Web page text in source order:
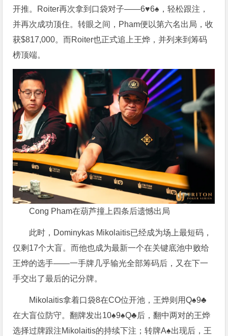
开推。Roiter再次拿到口袋对子——6♥6♠，轻松跟注，
并再次成功顶住。转眼之间，Pham便以第六名出局，收
获$817,000。而Roiter也正式追上王烨，并列来到筹码
榜顶端。
Cong Pham在葫芦撞上四条后遗憾出局
此时，Dominykas Mikolaitis已经成为场上最短码，
仅剩17个大盲。而他也成为最新一个在关键底池中败给
王烨的选手——一手牌几乎输光全部筹码后，又在下一
手交出了最后的记分牌。
Mikolaitis拿着口袋8在CO位开池，王烨则用Q♠9♣
在大盲位防守。翻牌发出10♠9♠Q♣后，翻中两对的王烨
选择过牌跟注Mikolaitis的持续下注；转牌A♠出现后，王